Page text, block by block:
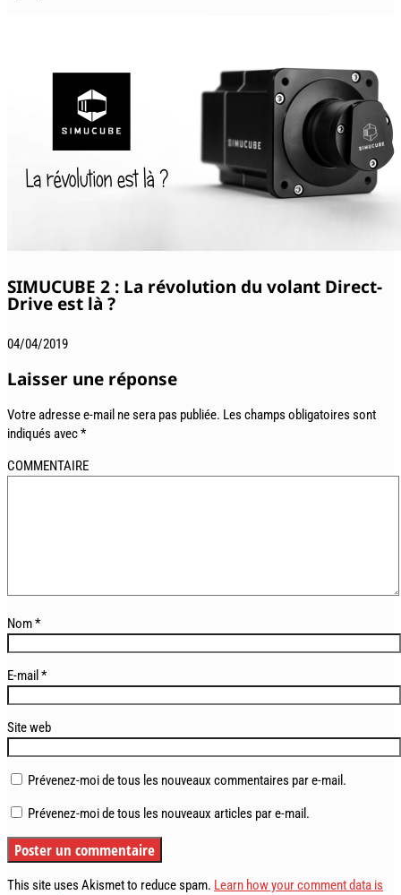
SIMUCUBE 2 : La révolution du volant Direct-
Drive est là ?
04/04/2019
Laisser une réponse
Votre adresse e-mail ne sera pas publiée. Les champs obligatoires sont
indiqués avec*
COMMENTAIRE
Nom*
E-mail *
Site web
Prévenez-moi de tous les nouveaux commentaires par e-mail.
Prévenez-moi de tous les nouveaux articles par e-mail.
This site uses Akismet to reduce spam. Learn how your comment data is